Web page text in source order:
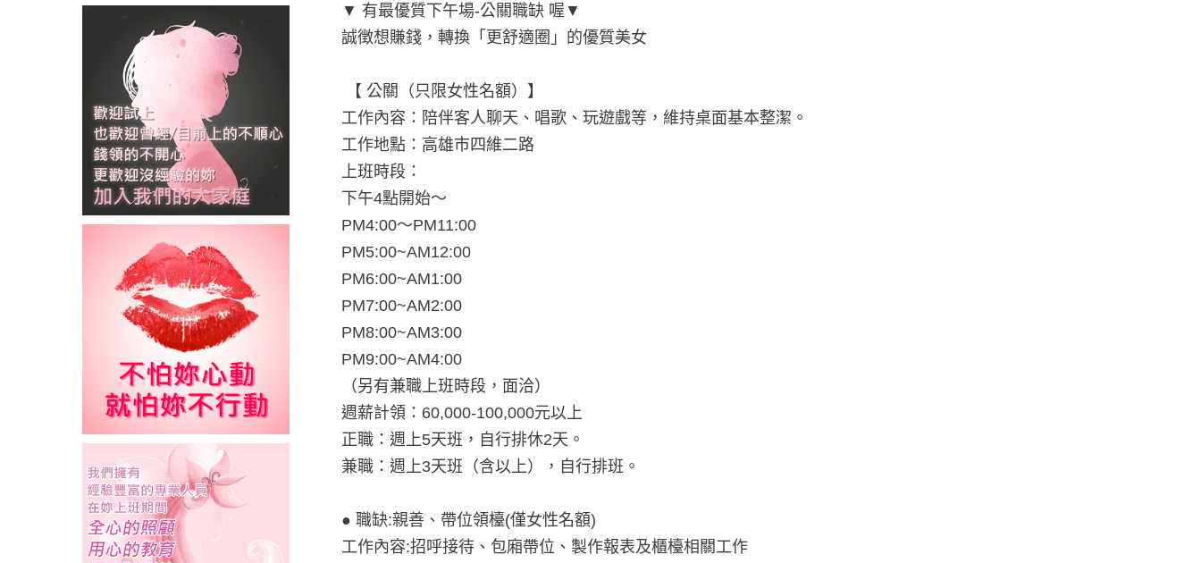
▼ 有最優質下午場-公關職缺 喔▼
誠徴想賺錢，轉換「更舒適圈」的優質美女
【 公關（只限女性名額）】
工作內容：陪伴客人聊天、唱歌、玩遊戲等，維持桌面基本整潔。
工作地點：高雄市四維二路
上班時段：
下午4點開始～
PM4:00～PM11:00
PM5:00~AM12:00
PM6:00~AM1:00
PM7:00~AM2:00
PM8:00~AM3:00
PM9:00~AM4:00
（另有兼職上班時段，面洽）
週薪計領：60,000-100,000元以上
正職：週上5天班，自行排休2天。
兼職：週上3天班（含以上），自行排班。
● 職缺:親善、帶位領檯(僅女性名額)
工作內容:招呼接待、包廂帶位、製作報表及櫃檯相關工作